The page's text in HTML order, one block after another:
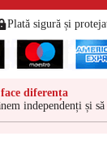
Plată sigură și
diferența
independenți și